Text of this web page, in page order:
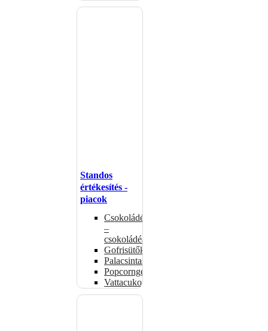
Standos
értékesítés -
piacok
Csokoládémelegítők
–
csokoládéadagolók
Gofrisütők
Palacsintasütők
Popcorngépek
Vattacukorgép